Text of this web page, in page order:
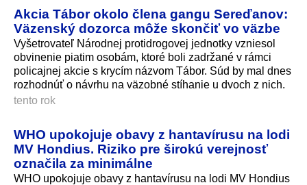
Akcia Tábor okolo člena gangu Sereďanov:
Väzenský dozorca môže skončiť vo väzbe
Vyšetrovateľ Národnej protidrogovej jednotky vzniesol
obvinenie piatim osobám, ktoré boli zadržané v rámci
policajnej akcie s krycím názvom Tábor. Súd by mal dnes
rozhodnúť o návrhu na väzobné stíhanie u dvoch z nich.
tento rok
WHO upokojuje obavy z hantavírusu na lodi
MV Hondius. Riziko pre širokú verejnosť
označila za minimálne
WHO upokojuje obavy z hantavírusu na lodi MV Hondius